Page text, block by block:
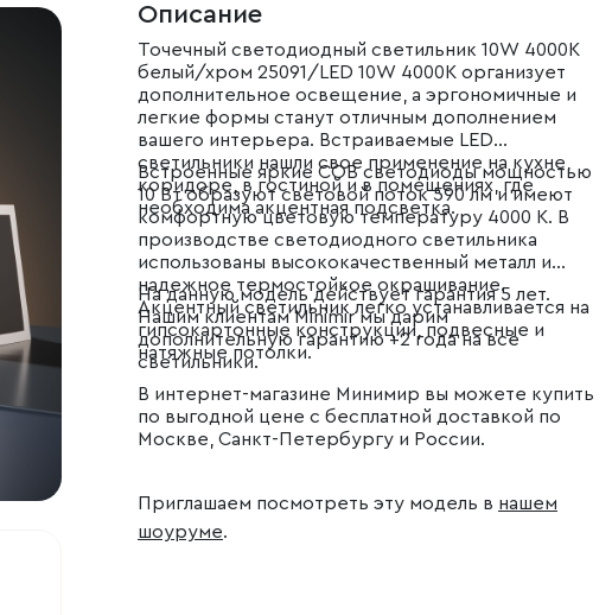
Описание
Точечный светодиодный светильник 10W 4000K
белый/хром 25091/LED 10W 4000K организует
дополнительное освещение, а эргономичные и
легкие формы станут отличным дополнением
вашего интерьера. Встраиваемые LED
светильники нашли свое применение на кухне,
коридоре, в гостиной и в помещениях, где
необходима акцентная подсветка.
Встроенные яркие COB светодиоды мощностью
10 Вт образуют световой поток 590 лм и имеют
комфортную цветовую температуру 4000 К. В
производстве светодиодного светильника
использованы высококачественный металл и
надежное термостойкое окрашивание.
Акцентный светильник легко устанавливается на
гипсокартонные конструкции, подвесные и
натяжные потолки.
На данную модель действует гарантия 5 лет.
Нашим клиентам Minimir мы дарим
дополнительную гарантию +2 года на все
светильники.
В интернет-магазине Минимир вы можете купить
по выгодной цене с бесплатной доставкой по
Москве, Санкт-Петербургу и России.
Приглашаем посмотреть эту модель в нашем
шоуруме.